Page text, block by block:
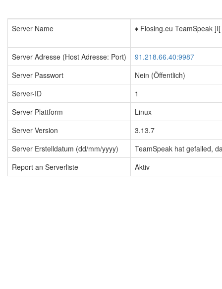
Server Name ♦️ Flosing.eu TeamSpeak
Server Adresse (Host Adresse: Port)
91.218.66.40:9987
Server Passwort
Nein (Öffentlich)
Server-ID
1
Server Plattform
Linux
Server Version
3.13.7
Server Erstelldatum (dd/mm/yyyy)
TeamSpeak hat gefailed,
Report an Serverliste
Aktiv